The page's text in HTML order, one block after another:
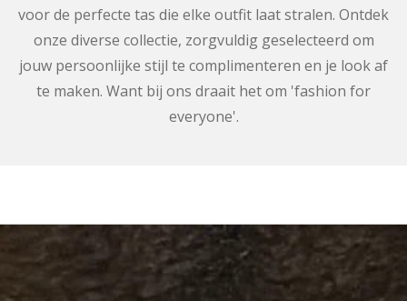
voor de perfecte tas die elke outfit laat stralen. Ontdek
onze diverse collectie, zorgvuldig geselecteerd om
jouw persoonlijke stijl te complimenteren en je look af
te maken. Want bij ons draait het om 'fashion for
everyone'.